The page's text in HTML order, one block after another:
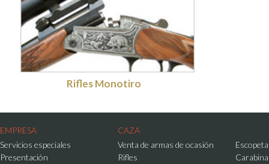
Rifles Monotiro
EMPRESA
Servicios especiales
Presentación
CAZA
Venta de armas de ocasión
Rifles